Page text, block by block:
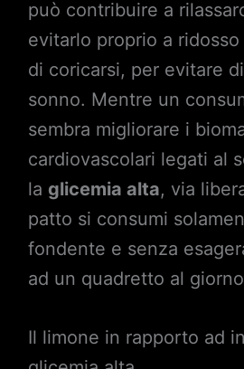
può contribuire a
evitarlo proprio a
di coricarsi, per evitare
sonno. Mentre un
sembra migliorare i
cardiovascolari legati al
la glicemia alta, via
patto si consumi
fondente e senza
ad un quadretto al
Il limone in rapporto ad